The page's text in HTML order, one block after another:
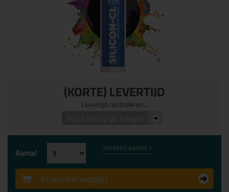
(KORTE) LEVERTIJD
Levertijd controleren...
Aantal bereken aantal >
In winkelwagen